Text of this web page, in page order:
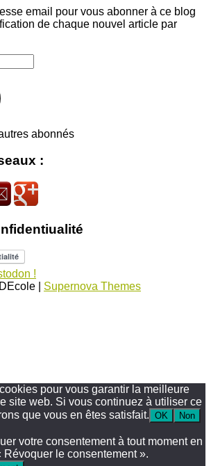
email pour vous abonner à ce blog
de chaque nouvel article par
abonnés
:
!
Supernova Themes
pour vous garantir la meilleure
site web. Si vous continuez à utiliser ce
que vous en êtes satisfait. OK Non
votre consentement à tout moment en
Révoquer le consentement ».